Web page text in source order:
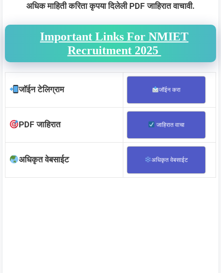
अधिक माहिती करिता कृपया दिलेली PDF जाहिरात वाचावी.
Important Links For NMIET
Recruitment 2025
जॉईन टेलिग्राम जॉईन करा
PDF जाहिरात जाहिरात वाचा
अधिकृत वेबसाईट अधिकृत वेबसाईट